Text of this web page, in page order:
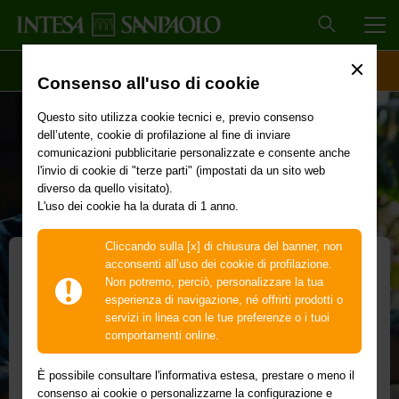
Consenso all'uso di cookie
Questo sito utilizza cookie tecnici e, previo consenso
dell’utente, cookie di profilazione al fine di inviare
comunicazioni pubblicitarie personalizzate e consente anche
l'invio di cookie di "terze parti" (impostati da un sito web
diverso da quello visitato).
L'uso dei cookie ha la durata di 1 anno.
Cliccando sulla [x] di chiusura del banner, non
acconsenti all’uso dei cookie di profilazione.
Non potremo, perciò, personalizzare la tua
esperienza di navigazione, né offrirti prodotti o
servizi in linea con le tue preferenze o i tuoi
comportamenti online.
È possibile consultare l'informativa estesa, prestare o meno il
consenso ai cookie o personalizzarne la configurazione e
IN PROMOZIONE
Per iniziare a investire
Vai su Inizia subito, sottoscrivi il Contratto Prestazione
Servizi di Investimento e Servizi Aggiuntivi, scegli il Servizio
di Consulenza in materia di investimenti e apri online un
Deposito Amministrato o una Rubrica Fondi gratuita.